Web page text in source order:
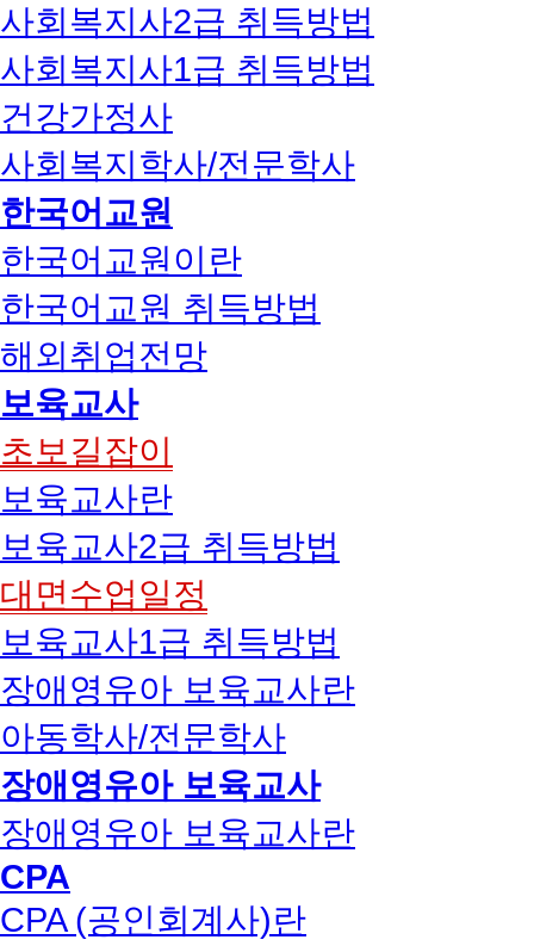
사회복지사2급 취득방법
사회복지사1급 취득방법
건강가정사
사회복지학사/전문학사
한국어교원
한국어교원이란
한국어교원 취득방법
해외취업전망
보육교사
초보길잡이
보육교사란
보육교사2급 취득방법
대면수업일정
보육교사1급 취득방법
장애영유아 보육교사란
아동학사/전문학사
장애영유아 보육교사
장애영유아 보육교사란
CPA
CPA (공인회계사)란